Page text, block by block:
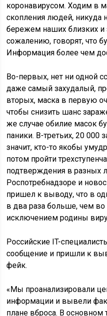
коронавирусом. Ходим в
скопления людей, никуда
бережем наших близких и
сожалению, говорят, что
Информация более чем
Во-первых, нет ни одной
даже самый захудалый,
вторых, маска в первую
чтобы снизить шанс
же случае обилие масок
паники. В-третьих, 20
значит, кто-то якобы
потом пройти
подтверждения в разных
Роспотребнадзоре и
пришел к выводу, что в
в два раза больше, чем
исключением родины
Российские IT-
сообщение и пришли к
фейк.
«Мы проанализировали
информации и вывели
плане вброса. В основном